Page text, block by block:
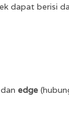
dapat berisi
edge